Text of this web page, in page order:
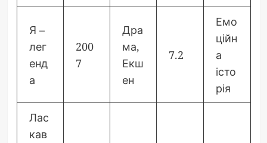
Я –
лег
енд
а
200
7
Дра
ма,
Екш
ен
7.2
Емо
ційн
а
істо
рія
Лас
кав